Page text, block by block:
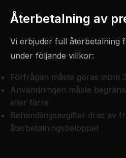
Återbetalning av
Vi erbjuder full återbetalning
under följande villkor:
Förfrågan måste göras inom
Användningen måste
eller färre
Behandlingsavgifter dras av
återbetalningsbeloppet